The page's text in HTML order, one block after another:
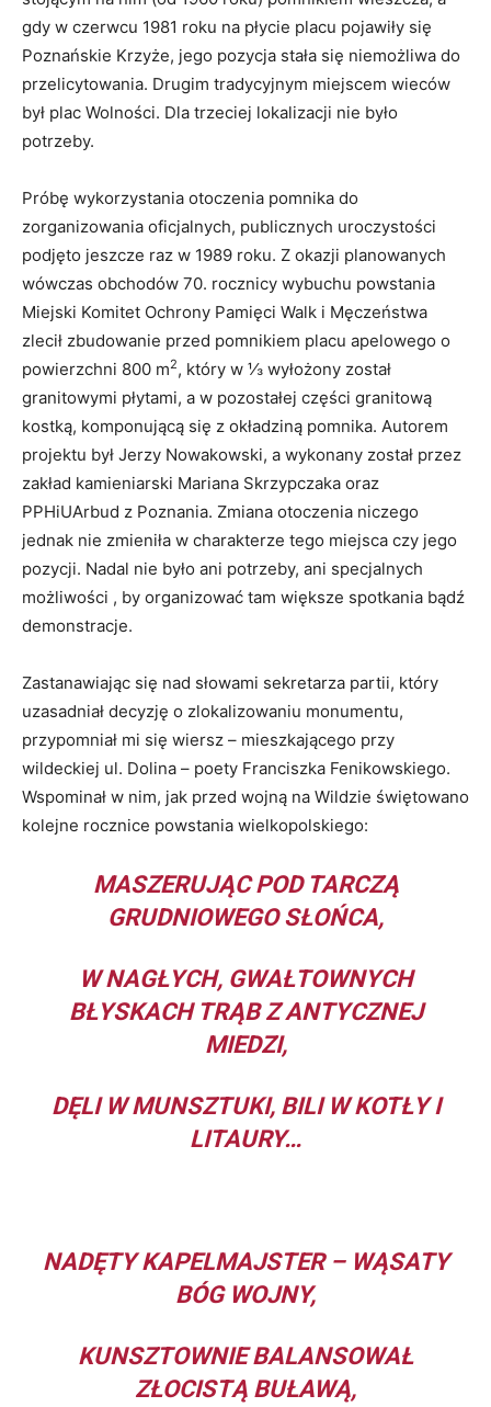
gdy w czerwcu 1981 roku na płycie placu pojawiły się
Poznańskie Krzyże, jego pozycja stała się niemożliwa do
przelicytowania. Drugim tradycyjnym miejscem wieców
był plac Wolności. Dla trzeciej lokalizacji nie było
potrzeby.
Próbę wykorzystania otoczenia pomnika do
zorganizowania oficjalnych, publicznych uroczystości
podjęto jeszcze raz w 1989 roku. Z okazji planowanych
wówczas obchodów 70. rocznicy wybuchu powstania
Miejski Komitet Ochrony Pamięci Walk i Męczeństwa
zlecił zbudowanie przed pomnikiem placu apelowego o
powierzchni 800 m2, który w ⅓ wyłożony został
granitowymi płytami, a w pozostałej części granitową
kostką, komponującą się z okładziną pomnika. Autorem
projektu był Jerzy Nowakowski, a wykonany został przez
zakład kamieniarski Mariana Skrzypczaka oraz
PPHiUArbud z Poznania. Zmiana otoczenia niczego
jednak nie zmieniła w charakterze tego miejsca czy jego
pozycji. Nadal nie było ani potrzeby, ani specjalnych
możliwości , by organizować tam większe spotkania bądź
demonstracje.
Zastanawiając się nad słowami sekretarza partii, który
uzasadniał decyzję o zlokalizowaniu monumentu,
przypomniał mi się wiersz – mieszkającego przy
wildeckiej ul. Dolina – poety Franciszka Fenikowskiego.
Wspominał w nim, jak przed wojną na Wildzie świętowano
kolejne rocznice powstania wielkopolskiego:
MASZERUJĄC POD TARCZĄ
GRUDNIOWEGO SŁOŃCA,
W NAGŁYCH, GWAŁTOWNYCH
BŁYSKACH TRĄB Z ANTYCZNEJ
MIEDZI,
DĘLI W MUNSZTUKI, BILI W KOTŁY I
LITAURY…
NADĘTY KAPELMAJSTER – WĄSATY
BÓG WOJNY,
KUNSZTOWNIE BALANSOWAŁ
ZŁOCISTĄ BUŁAWĄ,